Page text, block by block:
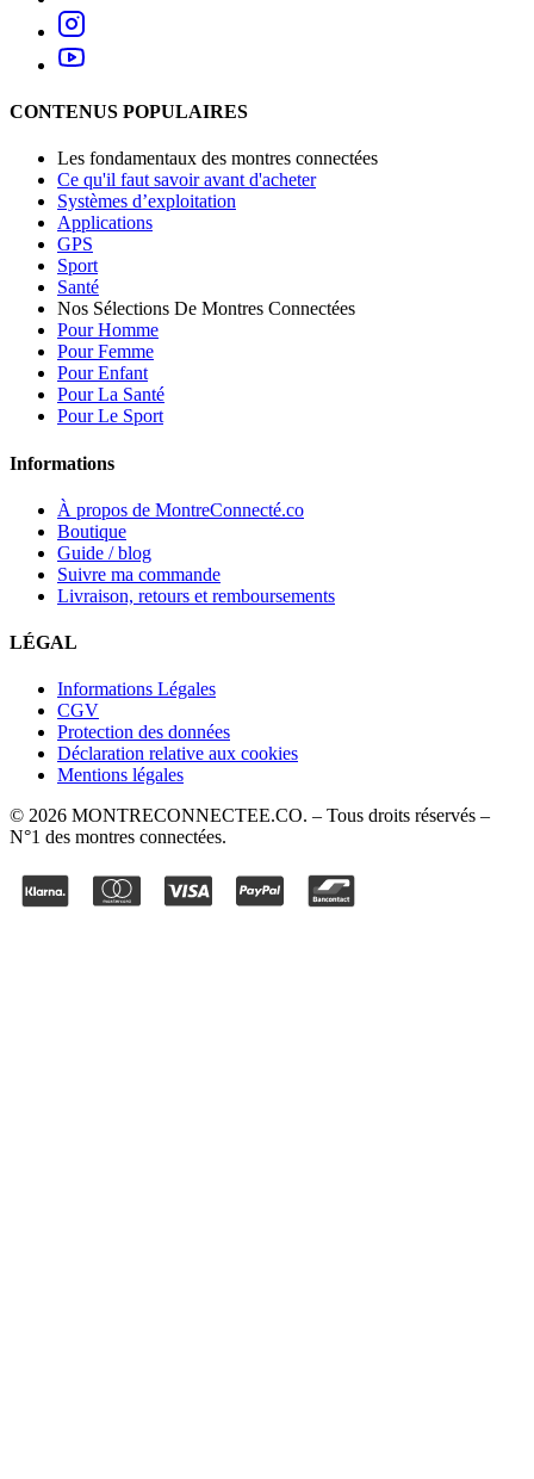
CONTENUS POPULAIRES
Les fondamentaux des montres connectées
Ce qu'il faut savoir avant d'acheter
Systèmes d’exploitation
Applications
GPS
Sport
Santé
Nos Sélections De Montres Connectées
Pour Homme
Pour Femme
Pour Enfant
Pour La Santé
Pour Le Sport
Informations
À propos de MontreConnecté.co
Boutique
Guide / blog
Suivre ma commande
Livraison, retours et remboursements
LÉGAL
Informations Légales
CGV
Protection des données
Déclaration relative aux cookies
Mentions légales
© 2026 MONTRECONNECTEE.CO. – Tous droits réservés –
N°1 des montres connectées.